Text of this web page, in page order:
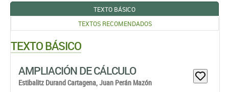
TEXTO BÁSICO
TEXTOS RECOMENDADOS
TEXTO BÁSICO
AMPLIACIÓN DE CÁLCULO
Estibalitz Durand Cartagena,Juan Perán Mazón